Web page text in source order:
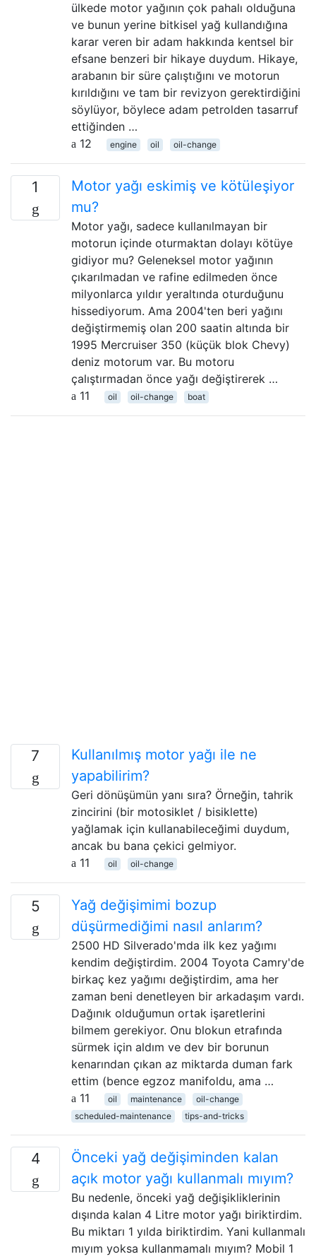
ülkede motor yağının çok pahalı olduğuna
ve bunun yerine bitkisel yağ kullandığına
karar veren bir adam hakkında kentsel bir
efsane benzeri bir hikaye duydum. Hikaye,
arabanın bir süre çalıştığını ve motorun
kırıldığını ve tam bir revizyon gerektirdiğini
söylüyor, böylece adam petrolden tasarruf
ettiğinden …
12
engine oil oil-change
1
Motor yağı eskimiş ve kötüleşiyor
mu?
Motor yağı, sadece kullanılmayan bir
motorun içinde oturmaktan dolayı kötüye
gidiyor mu? Geleneksel motor yağının
çıkarılmadan ve rafine edilmeden önce
milyonlarca yıldır yeraltında oturduğunu
hissediyorum. Ama 2004'ten beri yağını
değiştirmemiş olan 200 saatin altında bir
1995 Mercruiser 350 (küçük blok Chevy)
deniz motorum var. Bu motoru
çalıştırmadan önce yağı değiştirerek …
11
oil oil-change boat
7
Kullanılmış motor yağı ile ne
yapabilirim?
Geri dönüşümün yanı sıra? Örneğin, tahrik
zincirini (bir motosiklet / bisiklette)
yağlamak için kullanabileceğimi duydum,
ancak bu bana çekici gelmiyor.
11
oil oil-change
5
Yağ değişimimi bozup
düşürmediğimi nasıl anlarım?
2500 HD Silverado'mda ilk kez yağımı
kendim değiştirdim. 2004 Toyota Camry'de
birkaç kez yağımı değiştirdim, ama her
zaman beni denetleyen bir arkadaşım vardı.
Dağınık olduğumun ortak işaretlerini
bilmem gerekiyor. Onu blokun etrafında
sürmek için aldım ve dev bir borunun
kenarından çıkan az miktarda duman fark
ettim (bence egzoz manifoldu, ama …
11
oil maintenance
oil-change
scheduled-maintenance
tips-and-tricks
4
Önceki yağ değişiminden kalan
açık motor yağı kullanmalı mıyım?
Bu nedenle, önceki yağ değişikliklerinin
dışında kalan 4 Litre motor yağı biriktirdim.
Bu miktarı 1 yılda biriktirdim. Yani kullanmalı
mıyım yoksa kullanmamalı mıyım? Mobil 1